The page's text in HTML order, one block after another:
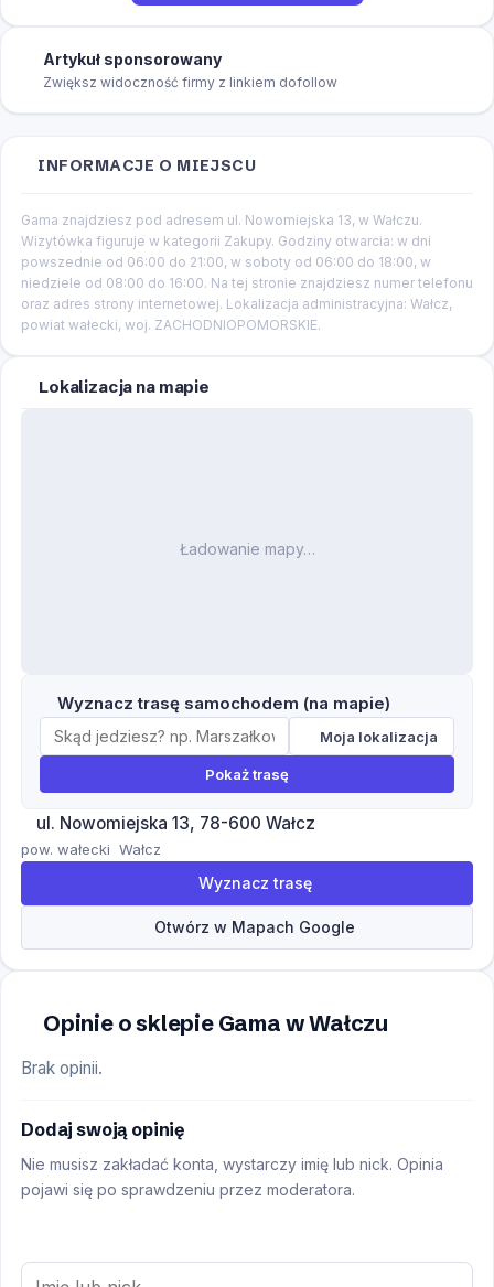
Artykuł sponsorowany
Zwiększ widoczność firmy z linkiem dofollow
INFORMACJE O MIEJSCU
Gama znajdziesz pod adresem ul. Nowomiejska 13, w Wałczu.
Wizytówka figuruje w kategorii Zakupy. Godziny otwarcia: w dni
powszednie od 06:00 do 21:00, w soboty od 06:00 do 18:00, w
niedziele od 08:00 do 16:00. Na tej stronie znajdziesz numer telefonu
oraz adres strony internetowej. Lokalizacja administracyjna: Wałcz,
powiat wałecki, woj. ZACHODNIOPOMORSKIE.
Lokalizacja na mapie
Ładowanie mapy…
Wyznacz trasę samochodem (na mapie)
Moja lokalizacja
Pokaż trasę
ul. Nowomiejska 13, 78-600 Wałcz
pow. wałecki Wałcz
Wyznacz trasę
Otwórz w Mapach Google
Opinie o sklepie Gama w Wałczu
Brak opinii.
Dodaj swoją opinię
Nie musisz zakładać konta, wystarczy imię lub nick. Opinia
pojawi się po sprawdzeniu przez moderatora.